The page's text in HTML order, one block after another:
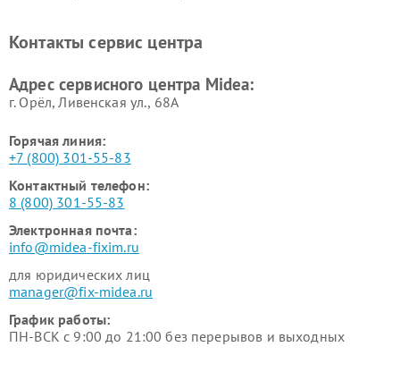
пылесосов Midea
Midea
Контакты сервис центра
Адрес сервисного центра Midea:
г. Орёл, Ливенская ул., 68А
Горячая линия:
+7 (800) 301-55-83
Контактный телефон:
8 (800) 301-55-83
Электронная почта:
info@midea-fixim.ru
для юридических лиц
manager@fix-midea.ru
График работы:
ПН-ВСК с 9:00 до 21:00 без перерывов и выходных